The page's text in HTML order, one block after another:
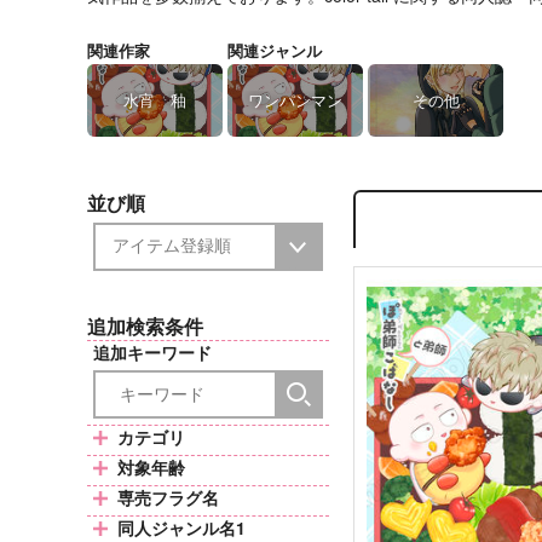
関連作家
水宵 釉
関連ジャンル
ワンパンマン その他
並び順
追加検索条件
追加キーワード
カテゴリ
対象年齢
専売フラグ名
同人ジャンル名1